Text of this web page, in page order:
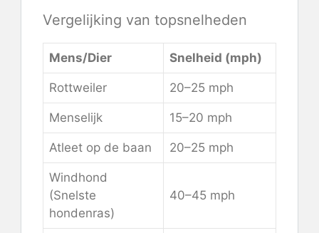
Vergelijking van topsnelheden
Mens/Dier Snelheid (mph)
Rottweiler 20–25 mph
Menselijk 15–20 mph
Atleet op de baan 20–25 mph
Windhond
(Snelste
hondenras)
40–45 mph